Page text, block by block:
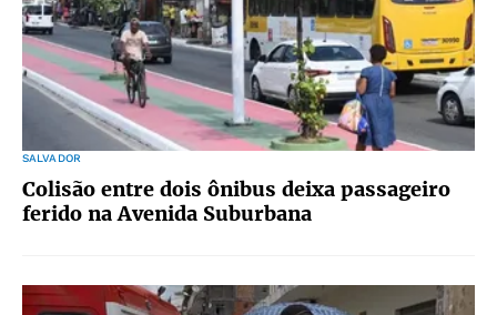
SALVADOR
Colisão entre dois ônibus deixa passageiro
ferido na Avenida Suburbana